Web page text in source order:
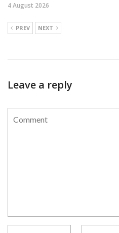
4 August 2026
PREV NEXT
Leave a reply